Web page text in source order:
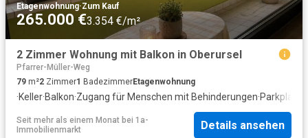
Etagenwohnung·Zum Kauf
265.000 €3.354 €/m²
2 Zimmer Wohnung mit Balkon in Oberursel
Pfarrer-Müller-Weg
79 m²2 Zimmer1 BadezimmerEtagenwohnung
·Keller·Balkon·Zugang für Menschen mit Behinderungen·Parkplatz
Seit mehr als einem Monat bei 1a-
Immobilienmarkt
Details ansehen